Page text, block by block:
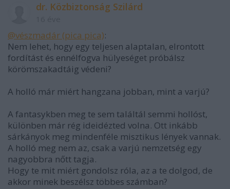
dr. Közbiztonság Szilárd
@vészmadár (pica pica):
Nem lehet, hogy egy teljesen alaptalan, elrontott
fordítást és ennélfogva hülyeséget próbálsz
körömszakadtáig védeni?
A holló már miért hangzana jobban, mint a varjú?
A fantasykben meg te sem találtál semmi hollóst,
különben már rég ideidézted volna. Ott inkább
sárkányok meg mindenféle misztikus lények vannak.
A holló meg nem az, csak a varjú nemzetség egy
nagyobbra nőtt tagja.
Hogy te mit miért gondolsz róla, az a te dolgod, de
akkor minek beszélsz többes számban?